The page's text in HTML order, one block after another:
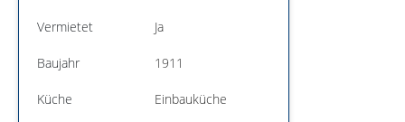
Vermietet Ja
Baujahr 1911
Küche Einbauküche